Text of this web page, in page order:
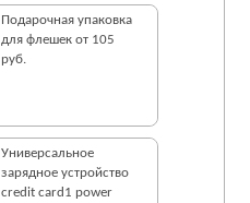
Подарочная упаковка
для флешек от 105
руб.
Универсальное
зарядное устройство
credit сard1 рower